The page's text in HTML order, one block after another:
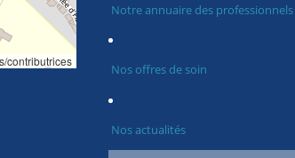
contributrices
Notre annuaire des professionnels
Nos offres de soin
Nos actualités